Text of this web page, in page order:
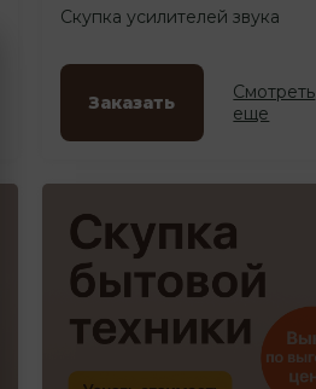
Скупка усилителей звука
Заказать
Смотреть
еще